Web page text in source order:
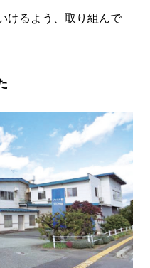
けるよう、取り組んで